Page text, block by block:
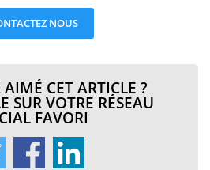
NOUS
CET ARTICLE ?
SUR VOTRE RÉSEAU
FAVORI